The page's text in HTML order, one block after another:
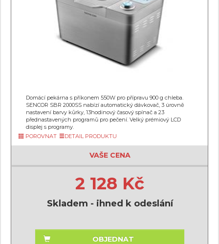
Domácí pekárna s příkonem 550W pro přípravu 900 g chleba.
SENCOR SBR 2000SS nabízí automatický dávkovač, 3 úrovně
nastavení barvy kůrky, 13hodinový časový spínač a 23
přednastavených programů pro pečení. Velký prémiový LCD
displej s programy.
POROVNAT
DETAIL PRODUKTU
VAŠE CENA
2 128 Kč
Skladem - ihned k odeslání
OBJEDNAT